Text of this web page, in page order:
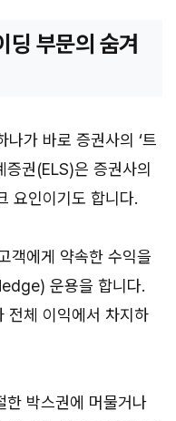
딩 부문의 숨겨
가 바로 증권사의 ‘트
증권(ELS)은 증권사의
요인이기도 합니다.
객에게 약속한 수익을
운용을 합니다.
전체 이익에서 차지하
한 박스권에 머물거나